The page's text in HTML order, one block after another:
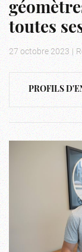
toutes
27 octobre 2023 |
PROFILS